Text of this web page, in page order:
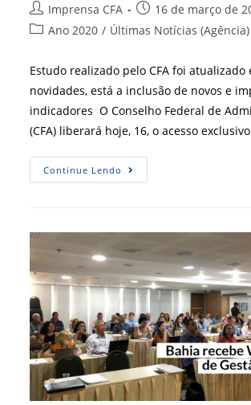
Autor
do
Imprensa CFA
Post
publicado:
16 de março de
Categoria
post:
Ano 2020 / Últimas Notícias (Agência)
Estudo realizado pelo CFA foi atualizado
novidades, está a inclusão de novos e
indicadores O Conselho Federal de
(CFA) liberará hoje, 16, o acesso
Continue Lendo Profissionais
De
IGM-
CFA
2020